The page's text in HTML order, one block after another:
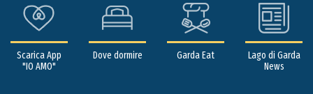
Scarica App
"IO AMO"
Dove dormire Garda Eat
Lago di Garda
News